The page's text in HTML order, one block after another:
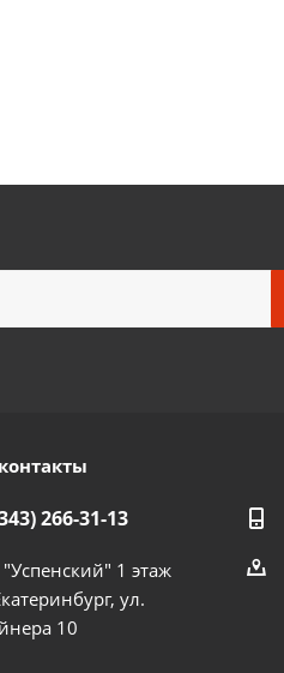
266-31-13
1 этаж
ул.
10